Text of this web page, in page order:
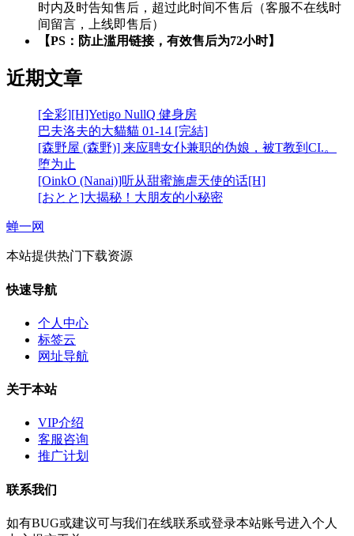
时内及时告知售后，超过此时间不售后（客服不在线时
间留言，上线即售后）
【PS：防止滥用链接，有效售后为72小时】
近期文章
[全彩][H]Yetigo NullQ 健身房
巴夫洛夫的大貓貓 01-14 [完結]
[森野屋 (森野)] 来应聘女仆兼职的伪娘，被T教到CI.。
堕为止
[OinkO (Nanai)]听从甜蜜施虐天使的话[H]
[おとと]大揭秘！大朋友的小秘密
蝉一网
本站提供热门下载资源
快速导航
个人中心
标签云
网址导航
关于本站
VIP介绍
客服咨询
推广计划
联系我们
如有BUG或建议可与我们在线联系或登录本站账号进入个人